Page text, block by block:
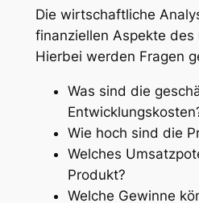
Die wirtschaftliche
finanziellen Aspekte des
Hierbei werden Fragen
Was sind die
Wie hoch sind die
Welches
Produkt?
Welche Gewinne